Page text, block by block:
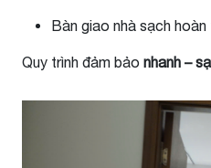
Bàn giao nhà sạch
Quy trình đảm bảo nhanh –